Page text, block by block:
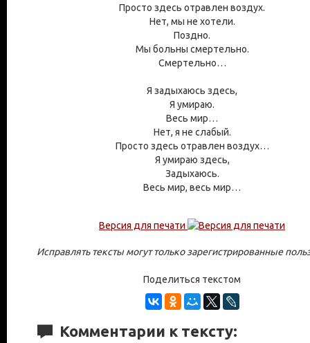
Просто здесь отравлен воздух.
Нет, мы не хотели.
Поздно.
Мы больны смертельно.
Смертельно…
Я задыхаюсь здесь,
Я умираю.
Весь мир…
Нет, я не слабый.
Просто здесь отравлен воздух…
Я умираю здесь,
Задыхаюсь.
Весь мир, весь мир…
Версия для печати
Исправлять тексты могут только зарегистрированные
Поделиться текстом
Комментарии к тексту: